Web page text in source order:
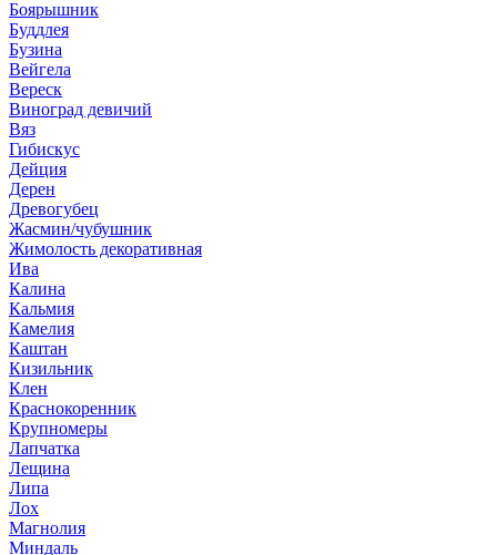
Боярышник
Буддлея
Бузина
Вейгела
Вереск
Виноград девичий
Вяз
Гибискус
Дейция
Дерен
Древогубец
Жасмин/чубушник
Жимолость декоративная
Ива
Калина
Кальмия
Камелия
Каштан
Кизильник
Клен
Краснокоренник
Крупномеры
Лапчатка
Лещина
Липа
Лох
Магнолия
Миндаль